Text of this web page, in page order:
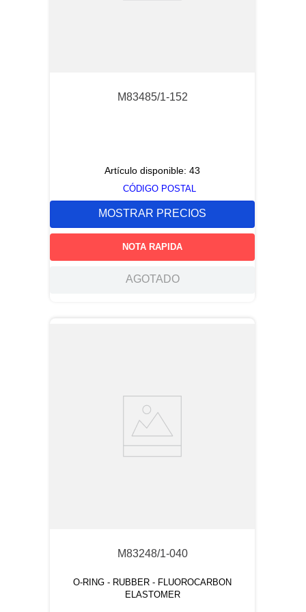
M83485/1-152
Artículo disponible: 43
CÓDIGO POSTAL
MOSTRAR PRECIOS
NOTA RAPIDA
AGOTADO
M83248/1-040
O-RING - RUBBER - FLUOROCARBON
ELASTOMER